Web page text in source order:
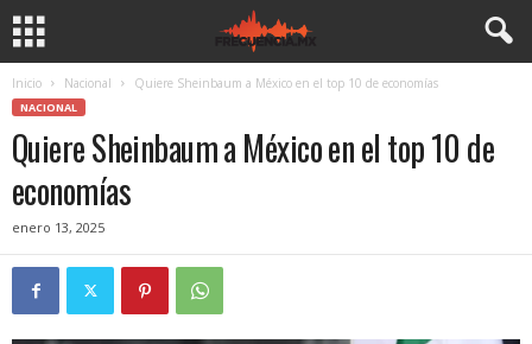
Inicio Nacional Quiere Sheinbaum a México en el top 10 de economías
NACIONAL
Quiere Sheinbaum a México en el top 10 de
economías
enero 13, 2025